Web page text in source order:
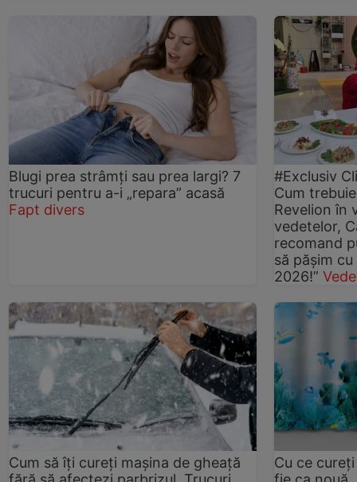
Blugi prea strâmți sau prea largi? 7
trucuri pentru a-i „repara” acasă
Fapt divers
#Exclusiv
Cum
Revelion în
vedetelor,
recomand
să pășim
2026!”
Cum să îți cureți mașina de gheață
Cu ce